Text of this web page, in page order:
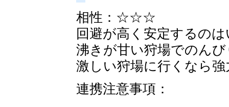
相性：☆☆☆
回避が高く安定するの
沸きが甘い狩場でのん
激しい狩場に行くなら
連携注意事項：